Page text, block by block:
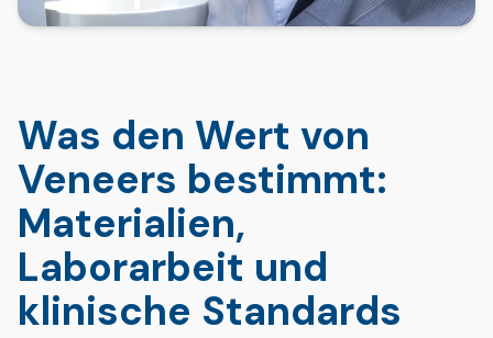
Was den Wert von
Veneers bestimmt:
Materialien,
Laborarbeit und
klinische Standards